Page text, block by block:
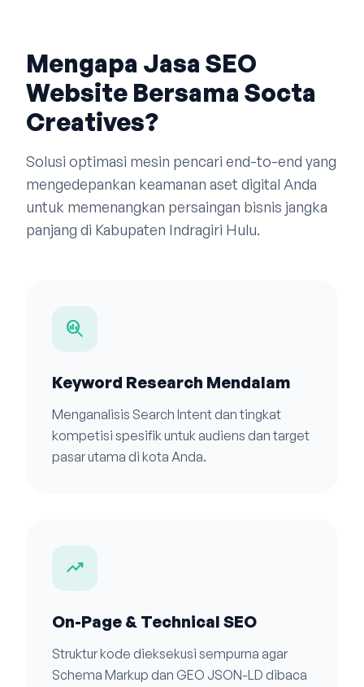
Mengapa Jasa SEO
Website Bersama Socta
Creatives?
Solusi optimasi mesin pencari end-to-end yang
mengedepankan keamanan aset digital Anda
untuk memenangkan persaingan bisnis jangka
panjang di Kabupaten Indragiri Hulu.
search_insights
Keyword Research Mendalam
Menganalisis Search Intent dan tingkat
kompetisi spesifik untuk audiens dan target
pasar utama di kota Anda.
trending_up
On-Page & Technical SEO
Struktur kode dieksekusi sempurna agar
Schema Markup dan GEO JSON-LD dibaca